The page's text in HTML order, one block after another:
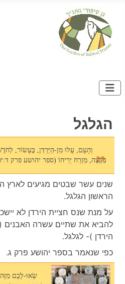
הגלגל
וְהָעָם, עָלוּ מִן-הַיַּרְדֵּן, בֶּעָשׂוֹר,
בִּקְצֵה, מִזְרַח יְרִיחוֹ (ספר יהושע פרק
שנים עשר שבטים מגיעים לארץ
הראשון הגלגל.
על מנת שנס חציית הירדן לא
להביא את שתיים עשרה האבנים
הירדן )- לגלגל.
כפי שנאמר בספר יהושע פרק ג.
שְׂאוּ-לָכֶם מִזֶּה